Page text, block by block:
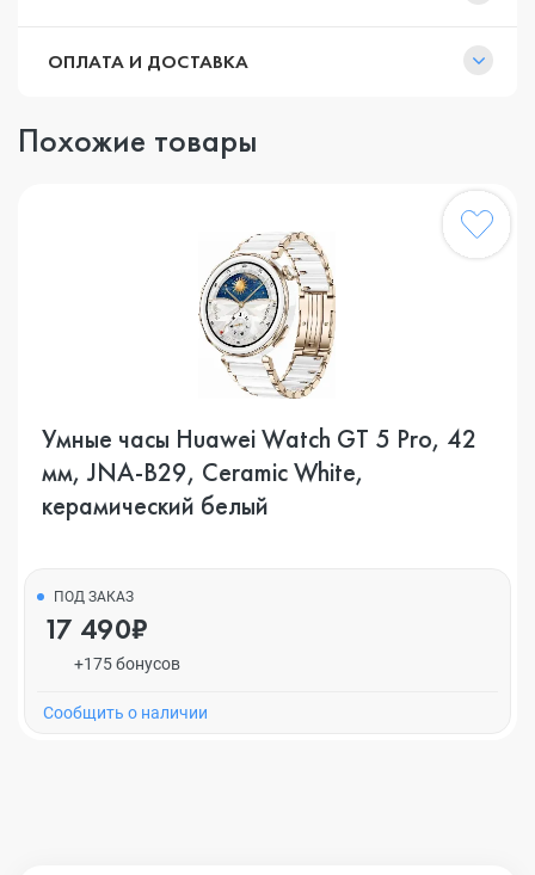
ОПЛАТА И ДОСТАВКА
Похожие товары
Умные часы Huawei Watch GT 5 Pro, 42
мм, JNA-B29, Ceramic White,
керамический белый
ПОД ЗАКАЗ
17 490₽
+175 бонусов
Cообщить о наличии